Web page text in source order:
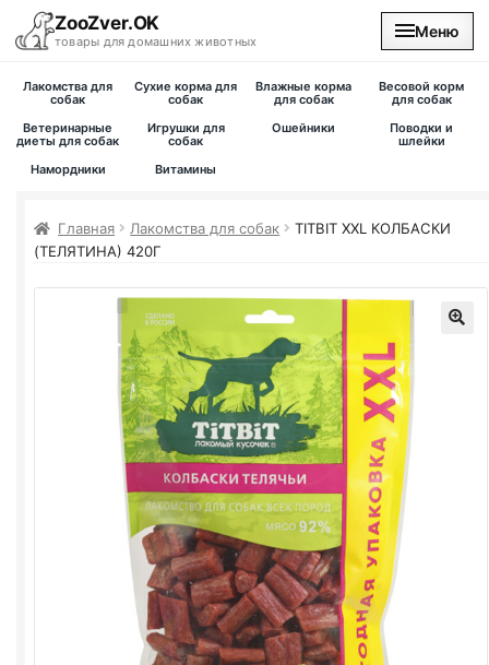
ZooZver.OK
товары для домашних животных
Меню
На главную
Лакомства для
собак
Сухие корма для
собак
Влажные корма
для собак
Весовой корм
для собак
Ветеринарные
диеты для собак
Игрушки для
собак
Ошейники
Поводки и
шлейки
Намордники
Витамины
Главная Лакомства для собак
TITBIT XXL КОЛБАСКИ
(ТЕЛЯТИНА) 420Г